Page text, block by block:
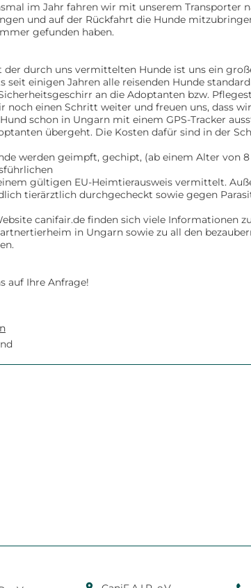
im Jahr fahren wir mit unserem Transporter
und auf der Rückfahrt die Hunde
gefunden haben.
der durch uns vermittelten Hunde ist uns ein
seit einigen Jahren alle reisenden Hunde
an die Adoptanten bzw.
noch einen Schritt weiter und freuen uns, dass
schon in Ungarn mit einem GPS-Tracker
übergeht. Die Kosten dafür sind in der
werden geimpft, gechipt, (ab einem Alter von
gültigen EU-Heimtierausweis vermittelt.
tierärztlich durchgecheckt sowie gegen
canifair.de finden sich viele Informationen
in Ungarn sowie zu all den
auf Ihre Anfrage!